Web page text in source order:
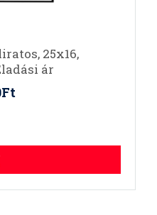
25x16,
ár